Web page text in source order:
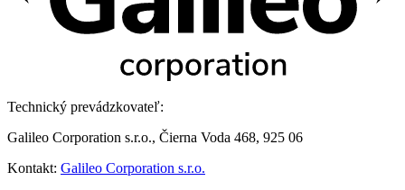
Technický prevádzkovateľ:
Galileo Corporation s.r.o., Čierna Voda 468, 925 06
Kontakt: Galileo Corporation s.r.o.